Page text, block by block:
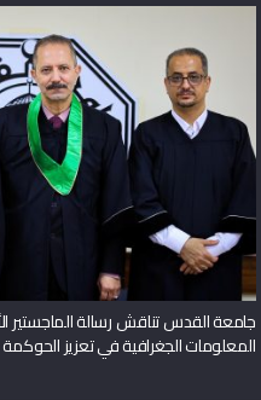
جامعة القدس تناقش رسالة الماجستير
المعلومات الجغرافية في تعزيز الحوكمة